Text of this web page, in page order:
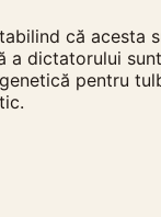
că acesta
a dictatorului
pentru